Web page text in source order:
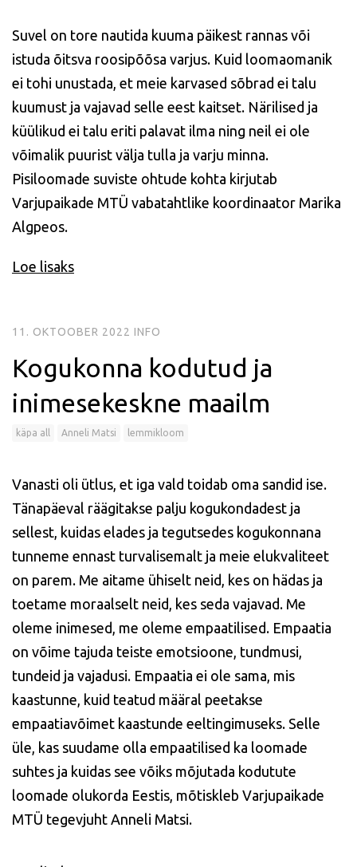
Suvel on tore nautida kuuma päikest rannas või
istuda õitsva roosipõõsa varjus. Kuid loomaomanik
ei tohi unustada, et meie karvased sõbrad ei talu
kuumust ja vajavad selle eest kaitset. Närilised ja
küülikud ei talu eriti palavat ilma ning neil ei ole
võimalik puurist välja tulla ja varju minna.
Pisiloomade suviste ohtude kohta kirjutab
Varjupaikade MTÜ vabatahtlike koordinaator Marika
Algpeos.
Loe lisaks
11. OKTOOBER 2022 INFO
Kogukonna kodutud ja
inimesekeskne maailm
käpa all Anneli Matsi lemmikloom
Vanasti oli ütlus, et iga vald toidab oma sandid ise.
Tänapäeval räägitakse palju kogukondadest ja
sellest, kuidas elades ja tegutsedes kogukonnana
tunneme ennast turvalisemalt ja meie elukvaliteet
on parem. Me aitame ühiselt neid, kes on hädas ja
toetame moraalselt neid, kes seda vajavad. Me
oleme inimesed, me oleme empaatilised. Empaatia
on võime tajuda teiste emotsioone, tundmusi,
tundeid ja vajadusi. Empaatia ei ole sama, mis
kaastunne, kuid teatud määral peetakse
empaatiavõimet kaastunde eeltingimuseks. Selle
üle, kas suudame olla empaatilised ka loomade
suhtes ja kuidas see võiks mõjutada kodutute
loomade olukorda Eestis, mõtiskleb Varjupaikade
MTÜ tegevjuht Anneli Matsi.